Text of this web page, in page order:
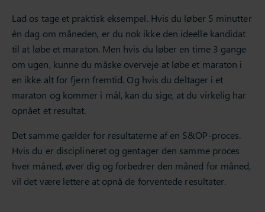
Lad os tage et praktisk eksempel. Hvis du løber 5 minutter
én dag om måneden, er du nok ikke den ideelle kandidat
til at løbe et maraton. Men hvis du løber en time 3 gange
om ugen, kunne du måske overveje at løbe et maraton i
en ikke alt for fjern fremtid. Og hvis du deltager i et
maraton og kommer i mål, kan du sige, at du virkelig har
opnået et resultat.
Det samme gælder for resultaterne af en S&OP-proces.
Hvis du er disciplineret og gentager den samme proces
hver måned, øver dig og forbedrer den måned for måned,
vil det være lettere at opnå de forventede resultater.